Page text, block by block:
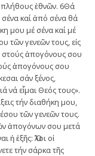
πλήθους ἐθνῶν. 6Θά
καί ἀπό σένα θά
μου μέ σένα καί μέ
τῶν γενεῶν τους, εἰς
στούς ἀπογόνους σου
ἀπογόνους σου
σάν ξένος,
νά εἶμαι Θεός τους».
τήν διαθήκη μου,
τῶν γενεῶν τους.
ἀπογόνων σου μετά
ἡ ἑξῆς: Ὅλοι οἱ
τήν σάρκα τῆς